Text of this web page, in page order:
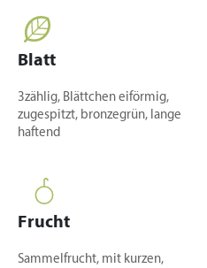
Blatt
3zählig, Blättchen eiförmig,
zugespitzt, bronzegrün, lange
haftend
Frucht
Sammelfrucht, mit kurzen,